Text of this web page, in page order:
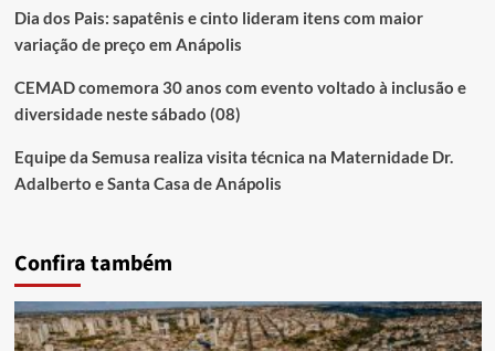
Dia dos Pais: sapatênis e cinto lideram itens com maior
variação de preço em Anápolis
CEMAD comemora 30 anos com evento voltado à inclusão e
diversidade neste sábado (08)
Equipe da Semusa realiza visita técnica na Maternidade Dr.
Adalberto e Santa Casa de Anápolis
Confira também